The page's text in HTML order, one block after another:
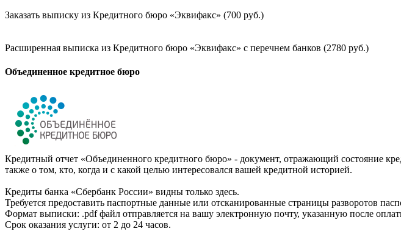
Заказать выписку из Кредитного бюро «Эквифакс» (700 руб.)
Расширенная выписка из Кредитного бюро «Эквифакс» с перечнем банков (2780 руб.)
Объединенное кредитное бюро
Кредитный отчет «Объединенного кредитного бюро» - документ, отражающий состояние
также о том, кто, когда и с какой целью интересовался вашей кредитной историей.
Кредиты банка «Сбербанк России» видны только здесь.
Требуется предоставить паспортные данные или отсканированные страницы разворотов
Формат выписки: .pdf файл отправляется на вашу электронную почту, указанную после
Срок оказания услуги: от 2 до 24 часов.